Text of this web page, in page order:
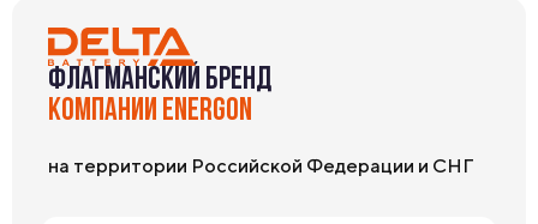
ФЛАГМАНСКИЙ БРЕНД
КОМПАНИИ ENERGON
на территории Российской Федерации и СНГ